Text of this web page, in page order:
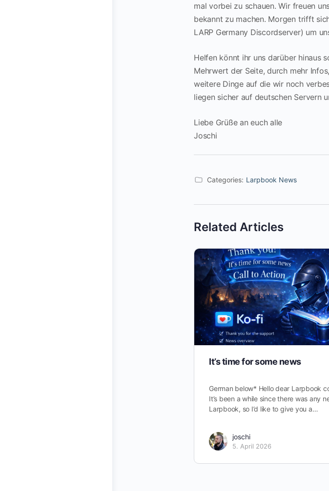
mal vorbei zu schauen. Wir freuen
bekannt zu machen. Morgen trifft
LARP Germany Discordserver) um
Helfen könnt ihr uns darüber hinaus
Mehrwert der Seite, durch mehr
weitere Dinge auf die wir noch
liegen sicher auf deutschen Servern
Liebe Grüße an euch alle
Joschi
Categories: Larpbook News
Related Articles
It’s time for some news
German below* Hello dear Larpbook
It’s been a while since there was any
Larpbook, so I’d like to give you a…
joschi
5. April 2026